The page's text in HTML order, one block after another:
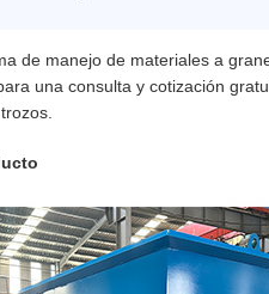
de manejo de materiales a
una consulta y cotización